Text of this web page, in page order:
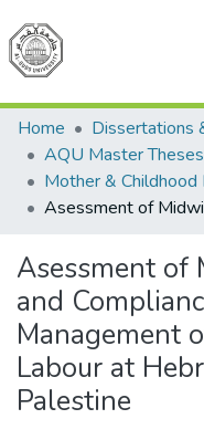
Home
Asessment of
and
Management
Labour at
Palestine